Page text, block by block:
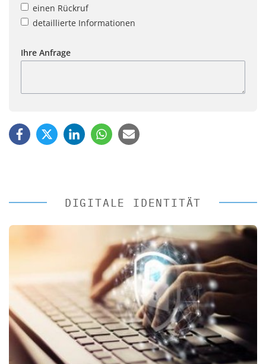
einen Rückruf
detaillierte Informationen
Ihre Anfrage
DIGITALE IDENTITÄT